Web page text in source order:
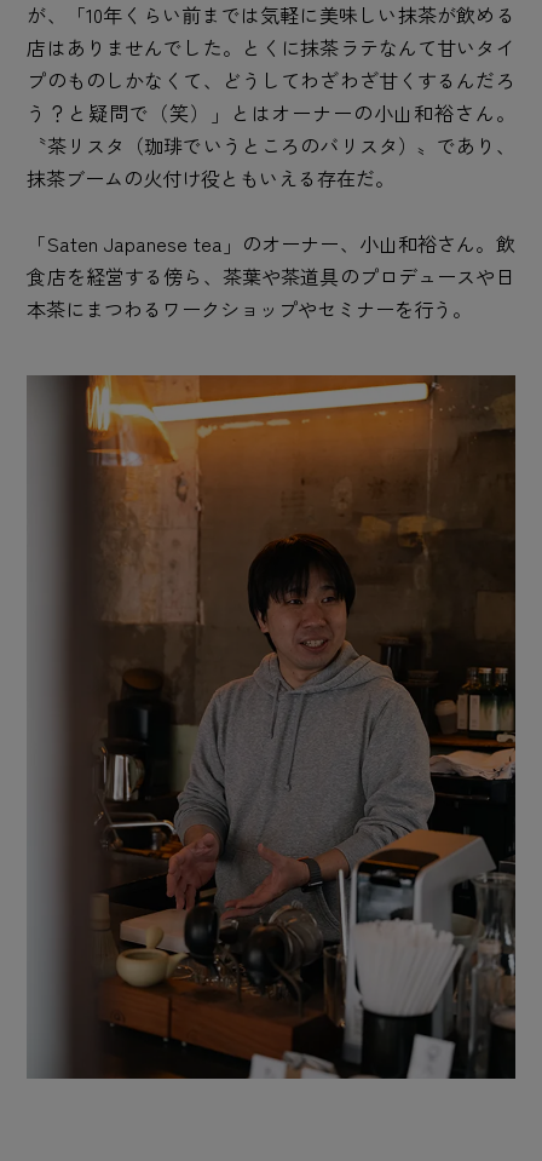
が、「10年くらい前までは気軽に美味しい抹茶が飲める
店はありませんでした。とくに抹茶ラテなんて甘いタイ
プのものしかなくて、どうしてわざわざ甘くするんだろ
う？と疑問で（笑）」とはオーナーの小山和裕さん。
〝茶リスタ（珈琲でいうところのバリスタ）〟であり、
抹茶ブームの火付け役ともいえる存在だ。
「Saten Japanese tea」のオーナー、小山和裕さん。飲
食店を経営する傍ら、茶葉や茶道具のプロデュースや日
本茶にまつわるワークショップやセミナーを行う。